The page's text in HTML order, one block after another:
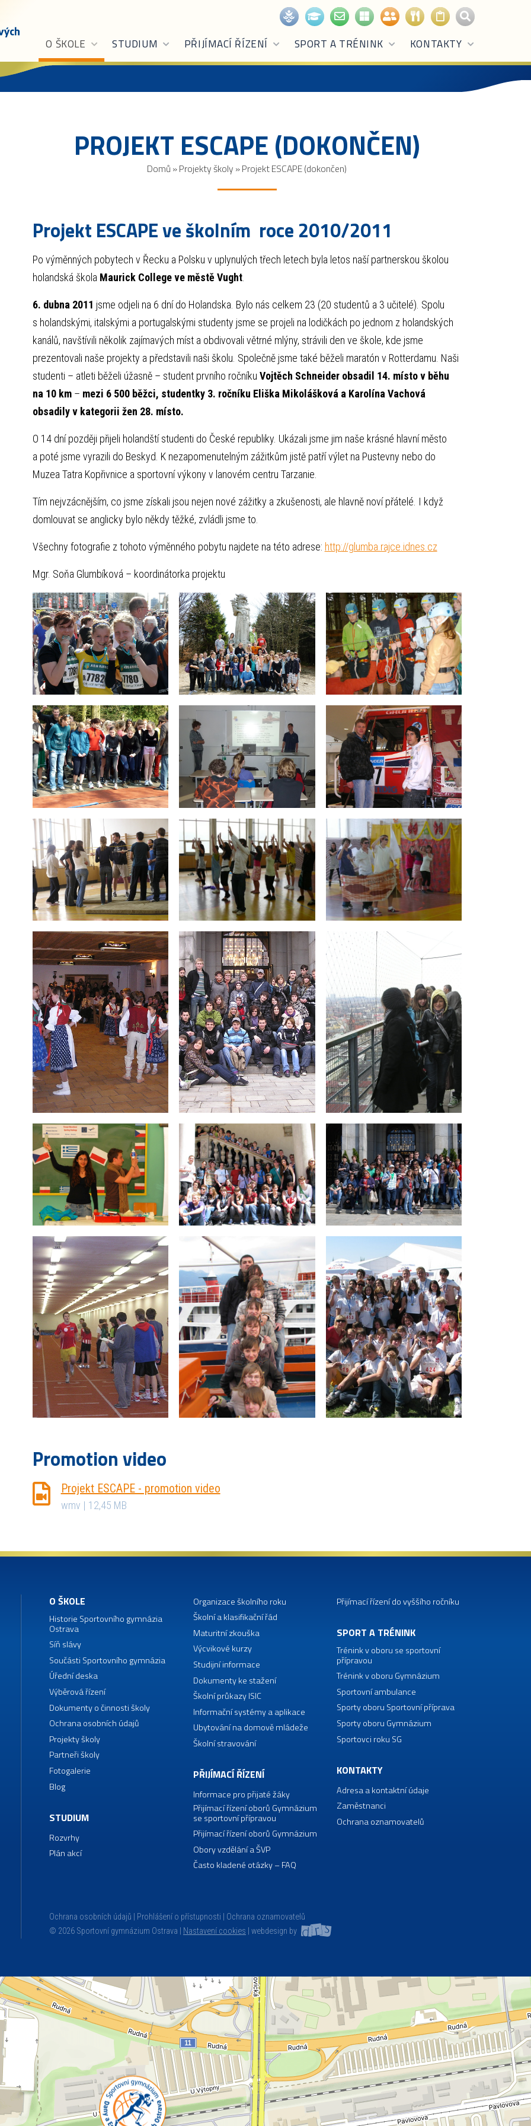
O ŠKOLE STUDIUM PŘIJÍMACÍ ŘÍZENÍ SPORT A TRÉNINK KONTAKTY
PROJEKT ESCAPE (DOKONČEN)
Domů »Projekty školy »Projekt ESCAPE (dokončen)
Projekt ESCAPE ve školním roce 2010/2011
Po výměnných pobytech v Řecku a Polsku v uplynulých třech letech byla letos naší partnerskou školou
holandská škola Maurick College ve městě Vught.
6. dubna 2011 jsme odjeli na 6 dní do Holandska. Bylo nás celkem 23 (20 studentů a 3 učitelé). Spolu
s holandskými, italskými a portugalskými studenty jsme se projeli na lodičkách po jednom z holandských
kanálů, navštívili několik zajímavých míst a obdivovali větrné mlýny, strávili den ve škole, kde jsme
prezentovali naše projekty a představili naši školu. Společně jsme také běželi maratón v Rotterdamu. Naši
studenti – atleti běželi úžasně – student prvního ročníku Vojtěch Schneider obsadil 14. místo v běhu
na 10 km– mezi 6 500 běžci, studentky 3. ročníku Eliška Mikolášková a Karolína Vachová
obsadily v kategorii žen 28. místo.
O 14 dní později přijeli holandští studenti do České republiky. Ukázali jsme jim naše krásné hlavní město
a poté jsme vyrazili do Beskyd. K nezapomenutelným zážitkům jistě patří výlet na Pustevny nebo do
Muzea Tatra Kopřivnice a sportovní výkony v lanovém centru Tarzanie.
Tím nejvzácnějším, co jsme získali jsou nejen nové zážitky a zkušenosti, ale hlavně noví přátelé. I když
domlouvat se anglicky bylo někdy těžké, zvládli jsme to.
Všechny fotografie z tohoto výměnného pobytu najdete na této adrese: http://glumba.rajce.idnes.cz
Mgr. Soňa Glumbíková – koordinátorka projektu
Promotion video
Projekt ESCAPE - promotion video
wmv | 12,45 MB
O ŠKOLE
Historie Sportovního gymnázia
Ostrava
Síň slávy
Součásti Sportovního gymnázia
Úřední deska
Výběrová řízení
Dokumenty o činnosti školy
Ochrana osobních údajů
Projekty školy
Partneři školy
Fotogalerie
Blog
STUDIUM
Rozvrhy
Plán akcí
Organizace školního roku
Školní a klasifikační řád
Maturitní zkouška
Výcvikové kurzy
Studijní informace
Dokumenty ke stažení
Školní průkazy ISIC
Informační systémy a aplikace
Ubytování na domově mládeže
Školní stravování
PŘIJÍMACÍ ŘÍZENÍ
Informace pro přijaté žáky
Přijímací řízení oborů Gymnázium
se sportovní přípravou
Přijímací řízení oborů Gymnázium
Obory vzdělání a ŠVP
Často kladené otázky – FAQ
Přijímací řízení do vyššího ročníku
SPORT A TRÉNINK
Trénink v oboru se sportovní
přípravou
Trénink v oboru Gymnázium
Sportovní ambulance
Sporty oboru Sportovní příprava
Sporty oboru Gymnázium
Sportovci roku SG
KONTAKTY
Adresa a kontaktní údaje
Zaměstnanci
Ochrana oznamovatelů
Ochrana osobních údajů Prohlášení o přístupnosti
Ochrana oznamovatelů
© 2026 Sportovní gymnázium Ostrava |
Nastavení cookies webdesign by